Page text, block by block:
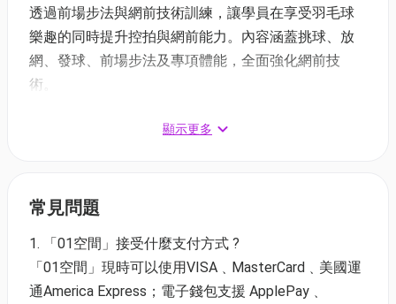
透過前場步法與網前技術訓練，讓學員在享受羽毛球
樂趣的同時提升控拍與網前能力。內容涵蓋挑球、放
網、發球、前場步法及專項體能，全面強化網前技
術。
E1. 前場步法與網前技術（6-10歲）7月20-24日
14:00-16:00
適合任何初學學員
顯示更多
常見問題
1. 「01空間」接受什麼支付方式 ?
「01空間」現時可以使用VISA﹑MasterCard﹑美國運
通America Express；電子錢包支援 ApplePay﹑